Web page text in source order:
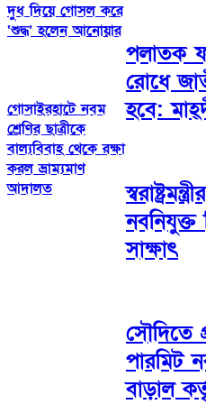
দুধ দিয়ে গোসল করে
‘শুদ্ধ’ হলেন আনোয়ার
গোসাইরহাটে নবম
শ্রেণির ছাত্রীকে
বাল্যবিবাহ থেকে রক্ষা
করল ভ্রাম্যমাণ
আদালত
পলাতক
রোধে
হবে:
সাক্ষাৎ
সৌদিতে
পারমিট
বাড়াল